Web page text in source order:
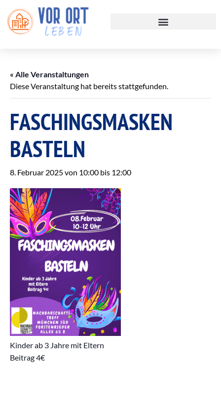
« Alle Veranstaltungen
Diese Veranstaltung hat bereits stattgefunden.
FASCHINGSMASKEN
BASTELN
8. Februar 2025 von 10:00 bis 12:00
Kinder ab 3 Jahre mit Eltern
Beitrag 4€